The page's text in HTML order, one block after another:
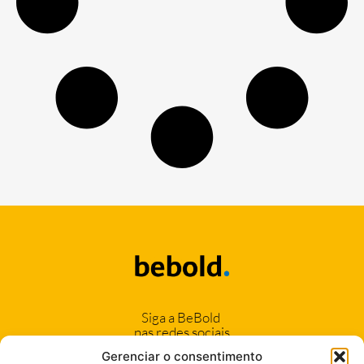
Gerenciar o consentimento
Siga a BeBold
nas redes sociais